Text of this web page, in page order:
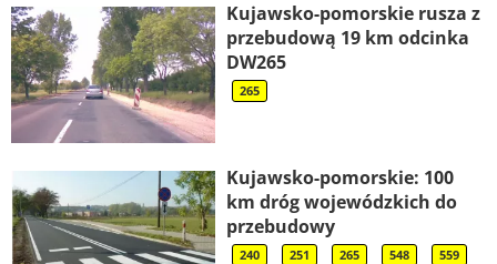
Kujawsko-pomorskie rusza z
przebudową 19 km odcinka
DW265
265
Kujawsko-pomorskie: 100
km dróg wojewódzkich do
przebudowy
240 251 265 548 559